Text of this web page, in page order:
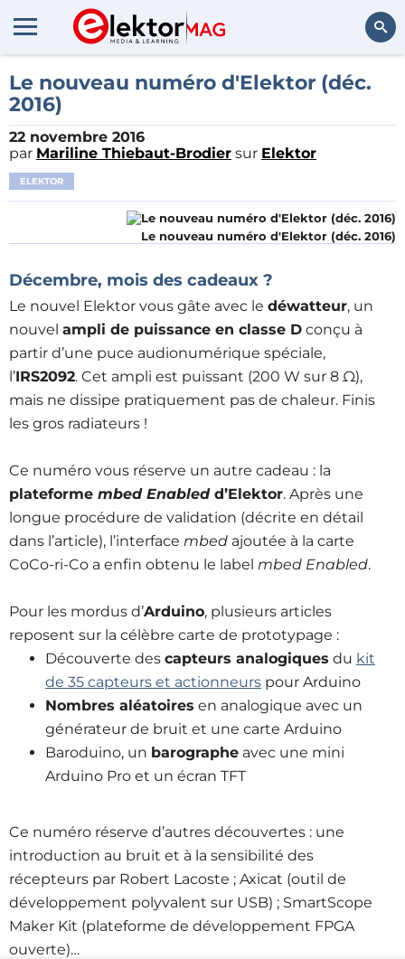
Rechercher
Le nouveau numéro d'Elektor (déc.
2016)
22 novembre 2016
par Mariline Thiebaut-Brodier sur Elektor
ELEKTOR
Le nouveau numéro d'Elektor (déc. 2016)
Décembre, mois des cadeaux ?
Le nouvel Elektor vous gâte avec le déwatteur, un
nouvel ampli de puissance en classe D conçu à
partir d’une puce audionumérique spéciale,
l’IRS2092. Cet ampli est puissant (200 W sur 8 Ω),
mais ne dissipe pratiquement pas de chaleur. Finis
les gros radiateurs !
Ce numéro vous réserve un autre cadeau : la
plateforme mbed Enabledd’Elektor. Après une
longue procédure de validation (décrite en détail
dans l’article), l’interface mbed ajoutée à la carte
CoCo-ri-Co a enfin obtenu le label mbed Enabled.
Pour les mordus d’Arduino, plusieurs articles
reposent sur la célèbre carte de prototypage :
Découverte des capteurs analogiques du kit
de 35 capteurs et actionneurs pour Arduino
Nombres aléatoires en analogique avec un
générateur de bruit et une carte Arduino
Baroduino, un barographe avec une mini
Arduino Pro et un écran TFT
Ce numéro réserve d’autres découvertes : une
introduction au bruit et à la sensibilité des
récepteurs par Robert Lacoste ; Axicat (outil de
développement polyvalent sur USB) ; SmartScope
Maker Kit (plateforme de développement FPGA
ouverte)…